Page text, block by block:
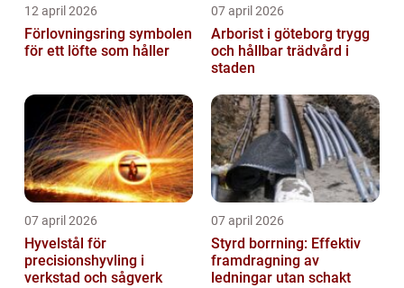
12 april 2026
Förlovningsring symbolen
för ett löfte som håller
07 april 2026
Arborist i göteborg trygg
och hållbar trädvård i
staden
07 april 2026
Hyvelstål för
precisionshyvling i
verkstad och sågverk
07 april 2026
Styrd borrning: Effektiv
framdragning av
ledningar utan schakt